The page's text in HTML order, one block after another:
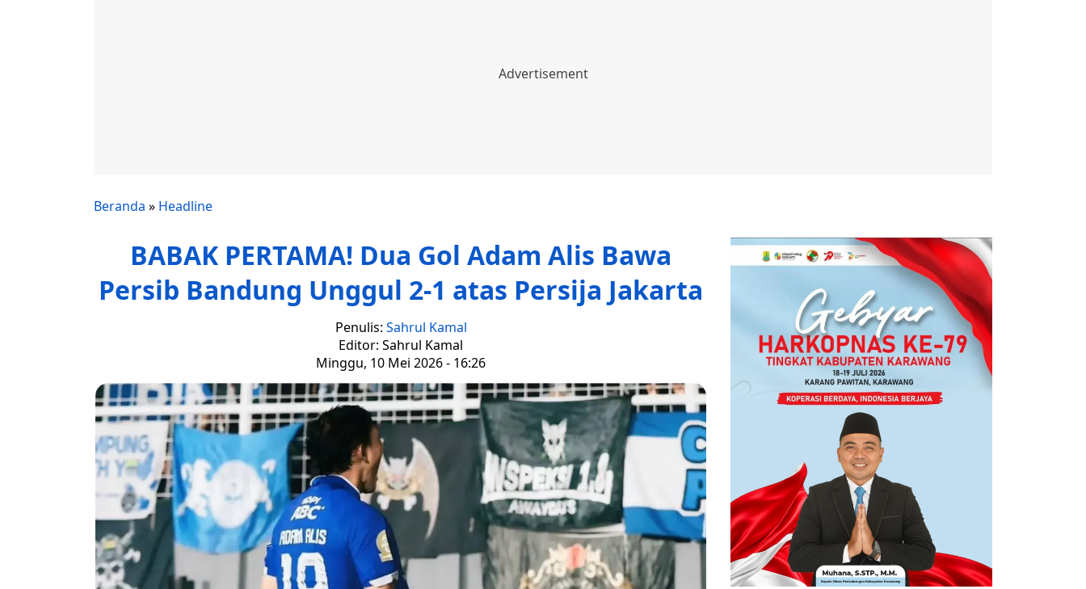
Beranda » Headline
BABAK PERTAMA! Dua Gol Adam Alis Bawa
Persib Bandung Unggul 2-1 atas Persija Jakarta
Penulis: Sahrul Kamal
Editor: Sahrul Kamal
Minggu, 10 Mei 2026 - 16:26